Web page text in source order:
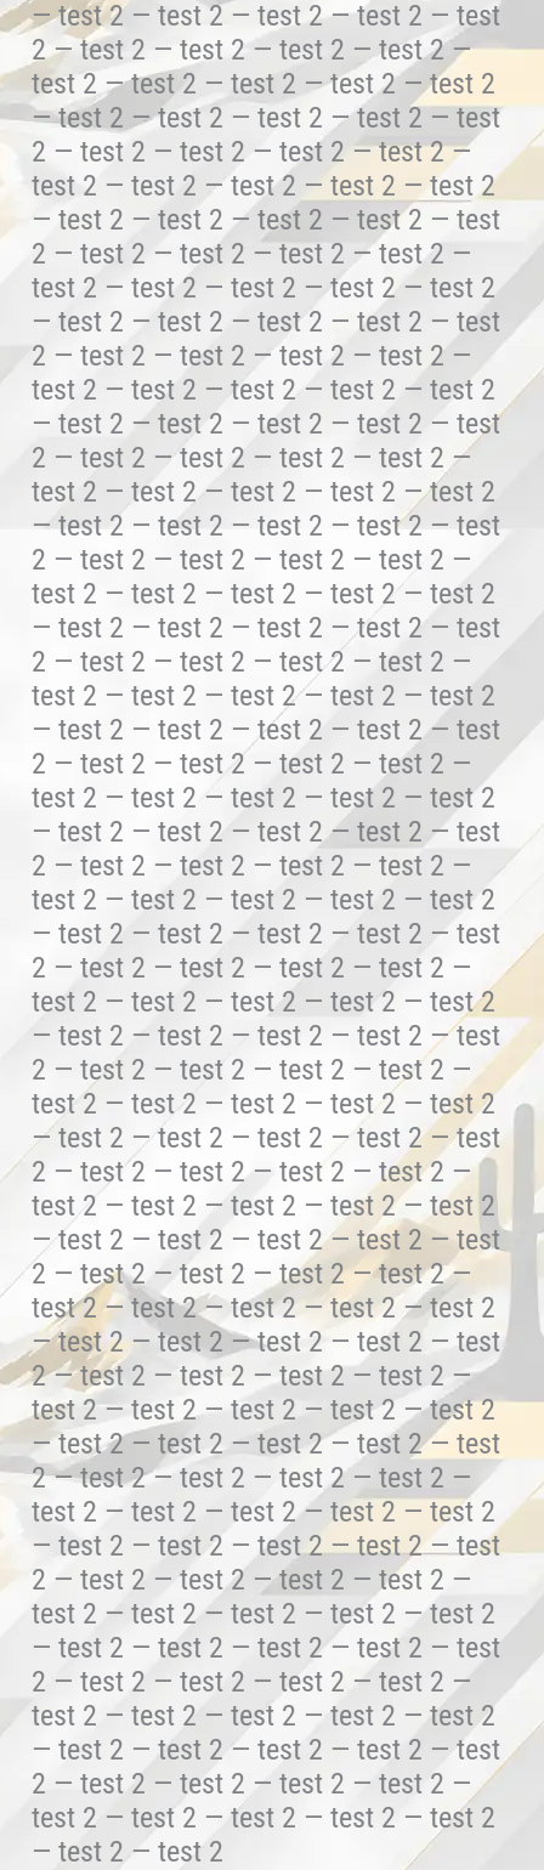
— test 2 — test 2 — test 2 — test 2 — test
2 — test 2 — test 2 — test 2 — test 2 —
test 2 — test 2 — test 2 — test 2 — test 2
— test 2 — test 2 — test 2 — test 2 — test
2 — test 2 — test 2 — test 2 — test 2 —
test 2 — test 2 — test 2 — test 2 — test 2
— test 2 — test 2 — test 2 — test 2 — test
2 — test 2 — test 2 — test 2 — test 2 —
test 2 — test 2 — test 2 — test 2 — test 2
— test 2 — test 2 — test 2 — test 2 — test
2 — test 2 — test 2 — test 2 — test 2 —
test 2 — test 2 — test 2 — test 2 — test 2
— test 2 — test 2 — test 2 — test 2 — test
2 — test 2 — test 2 — test 2 — test 2 —
test 2 — test 2 — test 2 — test 2 — test 2
— test 2 — test 2 — test 2 — test 2 — test
2 — test 2 — test 2 — test 2 — test 2 —
test 2 — test 2 — test 2 — test 2 — test 2
— test 2 — test 2 — test 2 — test 2 — test
2 — test 2 — test 2 — test 2 — test 2 —
test 2 — test 2 — test 2 — test 2 — test 2
— test 2 — test 2 — test 2 — test 2 — test
2 — test 2 — test 2 — test 2 — test 2 —
test 2 — test 2 — test 2 — test 2 — test 2
— test 2 — test 2 — test 2 — test 2 — test
2 — test 2 — test 2 — test 2 — test 2 —
test 2 — test 2 — test 2 — test 2 — test 2
— test 2 — test 2 — test 2 — test 2 — test
2 — test 2 — test 2 — test 2 — test 2 —
test 2 — test 2 — test 2 — test 2 — test 2
— test 2 — test 2 — test 2 — test 2 — test
2 — test 2 — test 2 — test 2 — test 2 —
test 2 — test 2 — test 2 — test 2 — test 2
— test 2 — test 2 — test 2 — test 2 — test
2 — test 2 — test 2 — test 2 — test 2 —
test 2 — test 2 — test 2 — test 2 — test 2
— test 2 — test 2 — test 2 — test 2 — test
2 — test 2 — test 2 — test 2 — test 2 —
test 2 — test 2 — test 2 — test 2 — test 2
— test 2 — test 2 — test 2 — test 2 — test
2 — test 2 — test 2 — test 2 — test 2 —
test 2 — test 2 — test 2 — test 2 — test 2
— test 2 — test 2 — test 2 — test 2 — test
2 — test 2 — test 2 — test 2 — test 2 —
test 2 — test 2 — test 2 — test 2 — test 2
— test 2 — test 2 — test 2 — test 2 — test
2 — test 2 — test 2 — test 2 — test 2 —
test 2 — test 2 — test 2 — test 2 — test 2
— test 2 — test 2 — test 2 — test 2 — test
2 — test 2 — test 2 — test 2 — test 2 —
test 2 — test 2 — test 2 — test 2 — test 2
— test 2 — test 2 — test 2 — test 2 — test
2 — test 2 — test 2 — test 2 — test 2 —
test 2 — test 2 — test 2 — test 2 — test 2
— test 2 — test 2